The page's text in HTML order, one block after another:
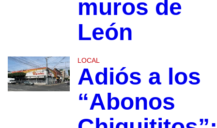
muros de
León
LOCAL
Adiós a los
“Abonos